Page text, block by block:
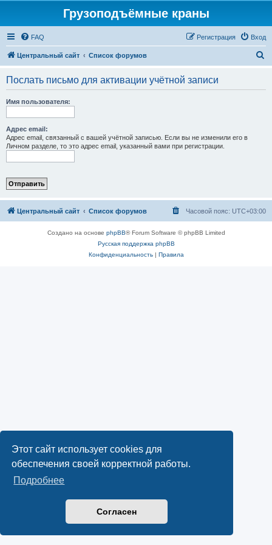
Этот сайт использует cookies для
обеспечения своей корректной работы.
Подробнее
Согласен
Грузоподъёмные краны
FAQ Вход
Регистрация
Центральный сайт Список форумов
Послать письмо для активации учётной записи
Имя пользователя:
Адрес email:
Адрес email, связанный с вашей учётной записью. Если вы не изменили его в
Личном разделе, то это адрес email, указанный вами при регистрации.
Центральный сайт Список форумов Часовой пояс: UTC+03:00
Создано на основе phpBB® Forum Software © phpBB Limited
Русская поддержка phpBB
Конфиденциальность| Правила